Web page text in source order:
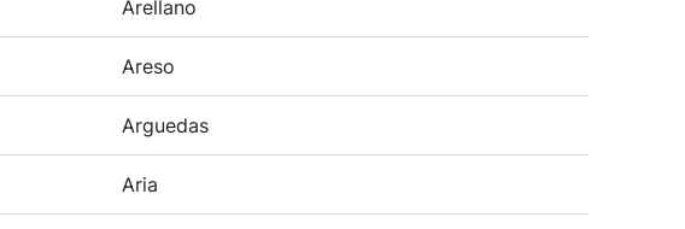
Arellano
Areso
Arguedas
Aria